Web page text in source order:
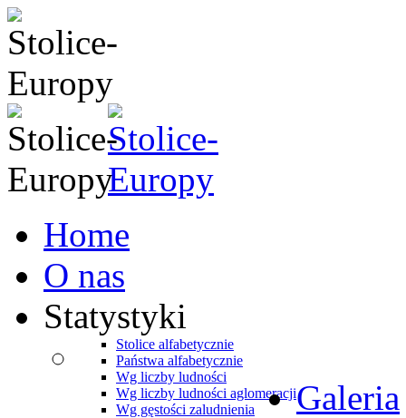
Home
O nas
Statystyki
Stolice alfabetycznie
Państwa alfabetycznie
Wg liczby ludności
Wg liczby ludności aglomeracji
Wg gęstości zaludnienia
Galeria